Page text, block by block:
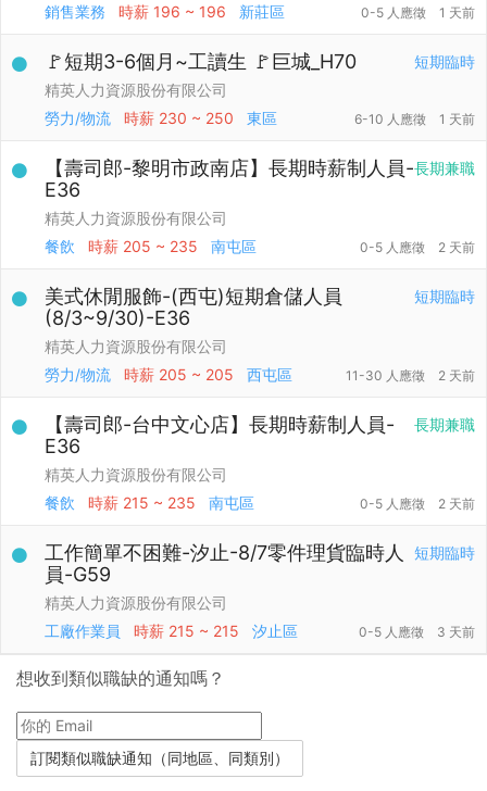
銷售業務
時薪 196 ~ 196 新莊區 0-5 人應徵 1 天前
短期臨時
🚩短期3-6個月~工讀生 🚩巨城_H70
精英人力資源股份有限公司
勞力/物流
時薪 230 ~ 250 東區 6-10 人應徵 1 天前
長期兼職
【壽司郎-黎明市政南店】長期時薪制人員-
E36
精英人力資源股份有限公司
餐飲
時薪 205 ~ 235 南屯區 0-5 人應徵 2 天前
短期臨時
美式休閒服飾-(西屯)短期倉儲人員
(8/3~9/30)-E36
精英人力資源股份有限公司
勞力/物流
時薪 205 ~ 205 西屯區 11-30 人應徵 2 天前
長期兼職
【壽司郎-台中文心店】長期時薪制人員-
E36
精英人力資源股份有限公司
餐飲
時薪 215 ~ 235 南屯區 0-5 人應徵 2 天前
短期臨時
工作簡單不困難-汐止-8/7零件理貨臨時人
員-G59
精英人力資源股份有限公司
工廠作業員
時薪 215 ~ 215 汐止區 0-5 人應徵 3 天前
想收到類似職缺的通知嗎？